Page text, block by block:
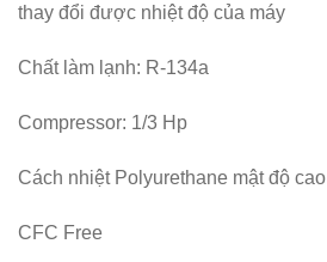
thay đổi được nhiệt độ của máy
Chất làm lạnh: R-134a
Compressor: 1/3 Hp
Cách nhiệt Polyurethane mật độ cao
CFC Free